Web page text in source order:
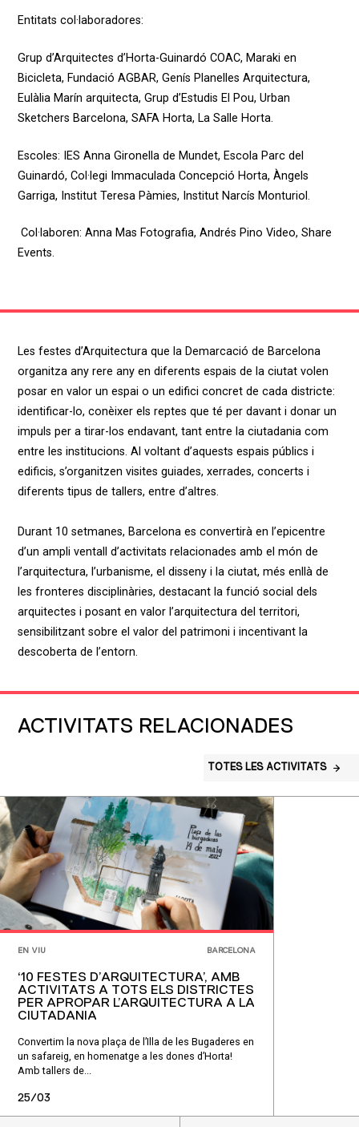
Entitats col·laboradores:
Grup d’Arquitectes d’Horta-Guinardó COAC, Maraki en
Bicicleta, Fundació AGBAR, Genís Planelles Arquitectura,
Eulàlia Marín arquitecta, Grup d’Estudis El Pou, Urban
Sketchers Barcelona, SAFA Horta, La Salle Horta.
Escoles:
IES Anna Gironella de Mundet, Escola Parc del
Guinardó, Col·legi Immaculada Concepció Horta, Àngels
Garriga, Institut Teresa Pàmies, Institut Narcís Monturiol.
Col·laboren: Anna Mas Fotografia, Andrés Pino Video, Share
Events.
Les festes d’Arquitectura que la Demarcació de Barcelona
organitza any rere any en diferents espais de la ciutat volen
posar en valor un espai o un edifici concret de cada districte:
identificar-lo, conèixer els reptes que té per davant i donar un
impuls per a tirar-los endavant, tant entre la ciutadania com
entre les institucions. Al voltant d’aquests espais públics i
edificis, s’organitzen visites guiades, xerrades, concerts i
diferents tipus de tallers, entre d’altres.
Durant 10 setmanes, Barcelona es convertirà en l’epicentre
d’un ampli ventall d’activitats relacionades amb el món de
l’arquitectura, l’urbanisme, el disseny i la ciutat, més enllà de
les fronteres disciplinàries, destacant la funció social dels
arquitectes i posant en valor l’arquitectura del territori,
sensibilitzant sobre el valor del patrimoni i incentivant la
descoberta de l’entorn.
ACTIVITATS RELACIONADES
TOTES LES ACTIVITATS
EN VIU BARCELONA
‘10 FESTES D’ARQUITECTURA’, AMB
ACTIVITATS A TOTS ELS DISTRICTES
PER APROPAR L’ARQUITECTURA A LA
CIUTADANIA
Convertim la nova plaça de l’Illa de les Bugaderes en
un safareig, en homenatge a les dones d’Horta!
Amb tallers de...
25/03